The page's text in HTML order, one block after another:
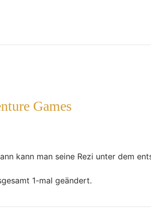
Games
kann man seine Rezi unter dem
1-mal geändert.